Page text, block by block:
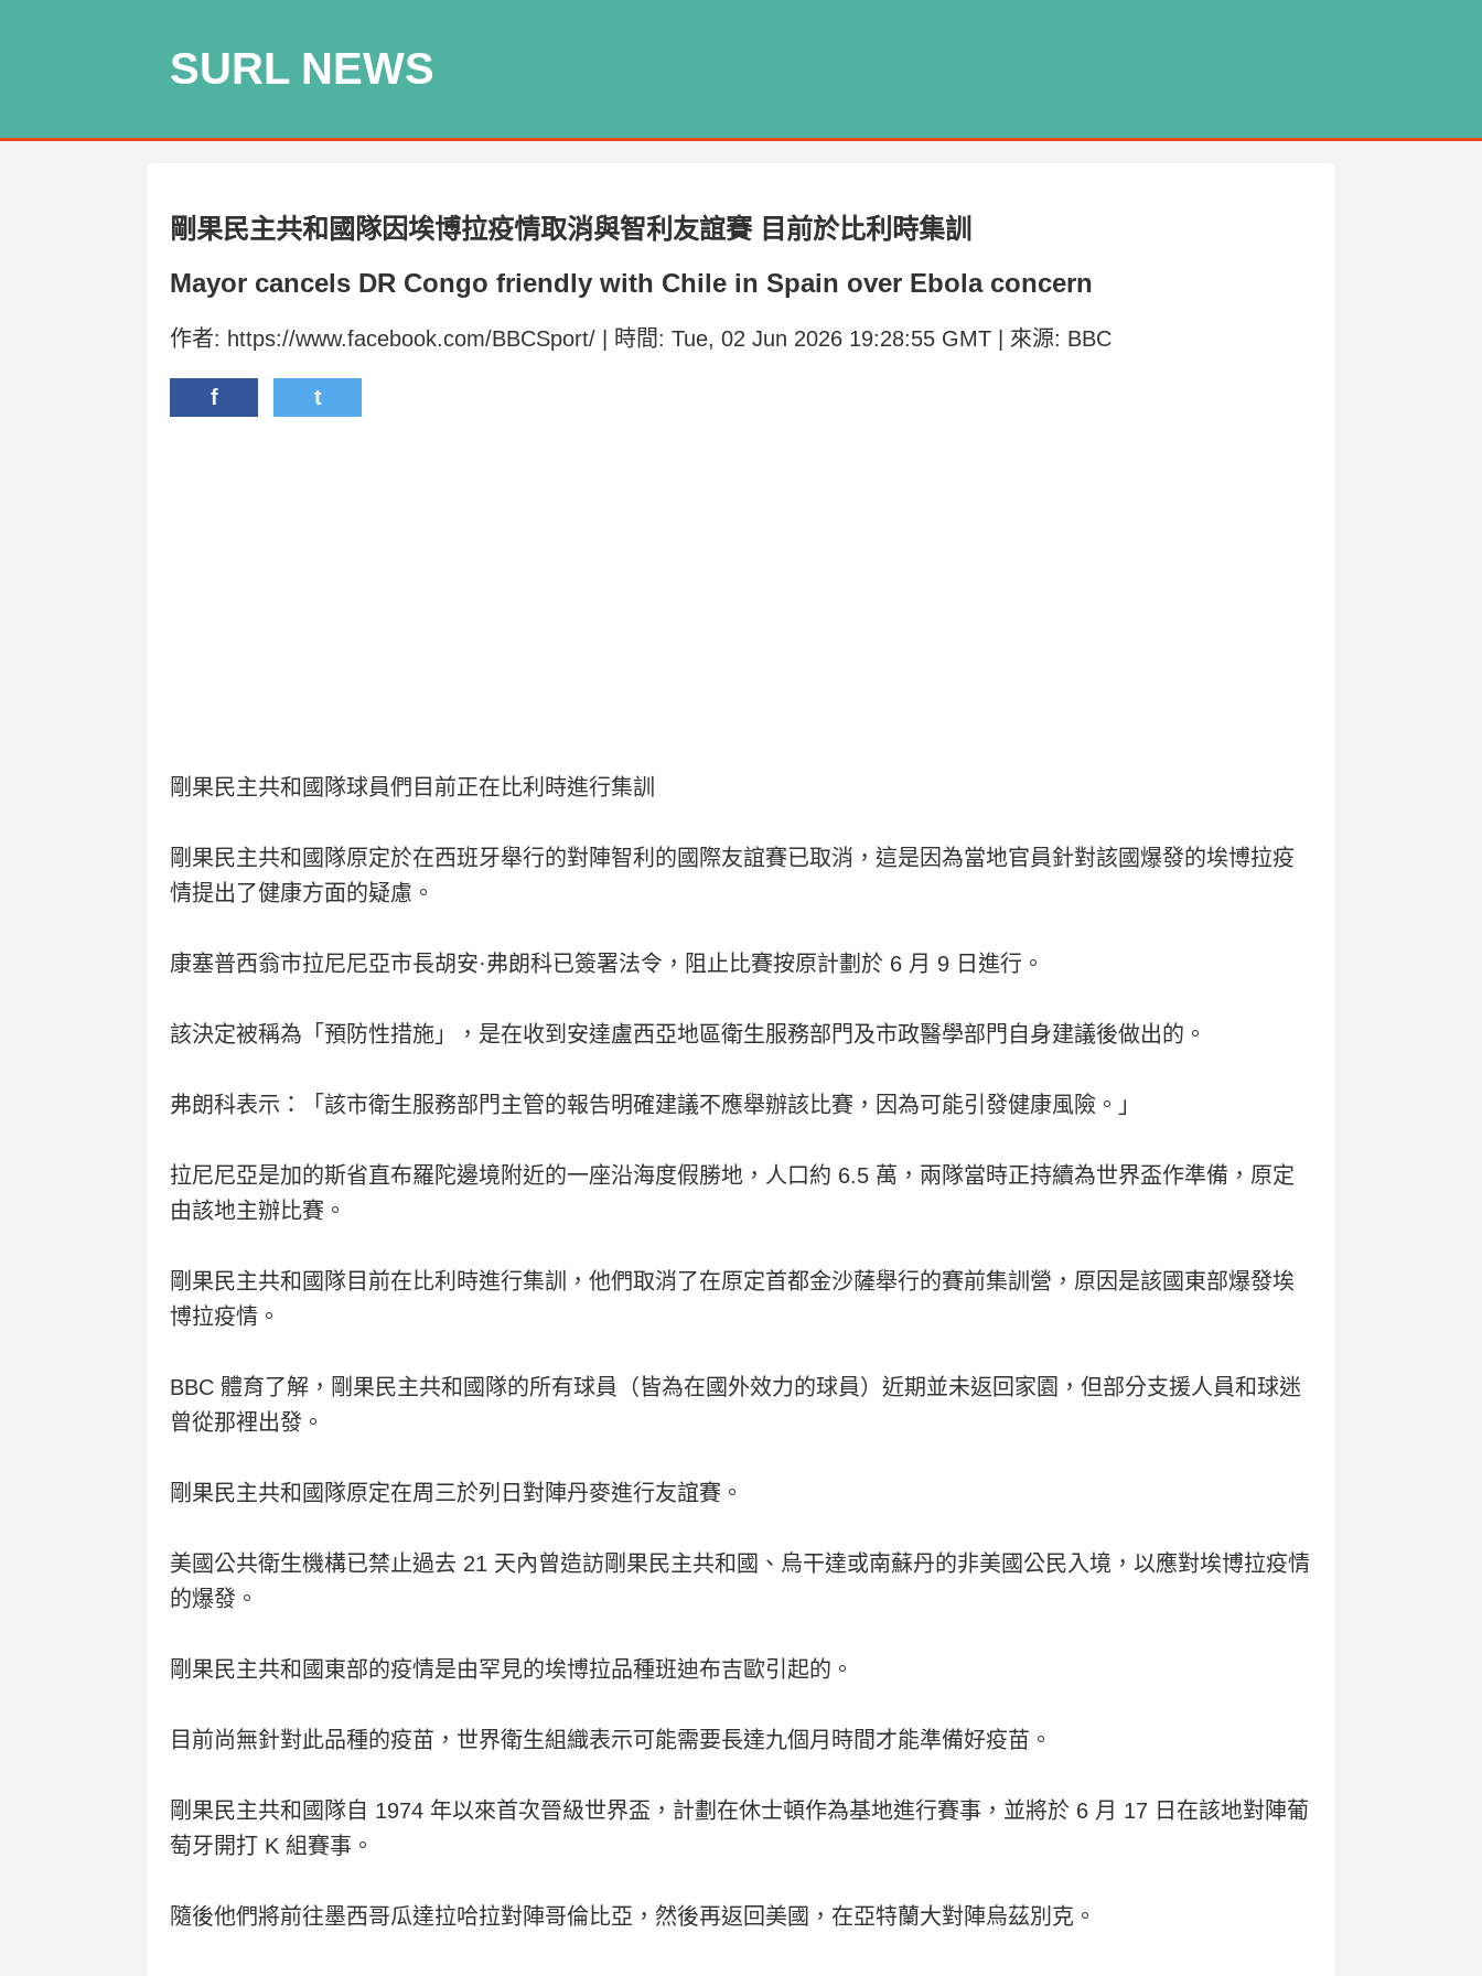
SURL NEWS
剛果民主共和國隊因埃博拉疫情取消與智利友誼賽 目前於比利時集訓
Mayor cancels DR Congo friendly with Chile in Spain over Ebola concern
作者: https://www.facebook.com/BBCSport/ | 時間: Tue, 02 Jun 2026 19:28:55 GMT | 來源: BBC
f t
剛果民主共和國隊球員們目前正在比利時進行集訓
剛果民主共和國隊原定於在西班牙舉行的對陣智利的國際友誼賽已取消，這是因為當地官員針對該國爆發的埃博拉疫
情提出了健康方面的疑慮。
康塞普西翁市拉尼尼亞市長胡安·弗朗科已簽署法令，阻止比賽按原計劃於 6 月 9 日進行。
該決定被稱為「預防性措施」，是在收到安達盧西亞地區衛生服務部門及市政醫學部門自身建議後做出的。
弗朗科表示：「該市衛生服務部門主管的報告明確建議不應舉辦該比賽，因為可能引發健康風險。」
拉尼尼亞是加的斯省直布羅陀邊境附近的一座沿海度假勝地，人口約 6.5 萬，兩隊當時正持續為世界盃作準備，原定
由該地主辦比賽。
剛果民主共和國隊目前在比利時進行集訓，他們取消了在原定首都金沙薩舉行的賽前集訓營，原因是該國東部爆發埃
博拉疫情。
BBC 體育了解，剛果民主共和國隊的所有球員（皆為在國外效力的球員）近期並未返回家園，但部分支援人員和球迷
曾從那裡出發。
剛果民主共和國隊原定在周三於列日對陣丹麥進行友誼賽。
美國公共衛生機構已禁止過去 21 天內曾造訪剛果民主共和國、烏干達或南蘇丹的非美國公民入境，以應對埃博拉疫情
的爆發。
剛果民主共和國東部的疫情是由罕見的埃博拉品種班迪布吉歐引起的。
目前尚無針對此品種的疫苗，世界衛生組織表示可能需要長達九個月時間才能準備好疫苗。
剛果民主共和國隊自 1974 年以來首次晉級世界盃，計劃在休士頓作為基地進行賽事，並將於 6 月 17 日在該地對陣葡
萄牙開打 K 組賽事。
隨後他們將前往墨西哥瓜達拉哈拉對陣哥倫比亞，然後再返回美國，在亞特蘭大對陣烏茲別克。